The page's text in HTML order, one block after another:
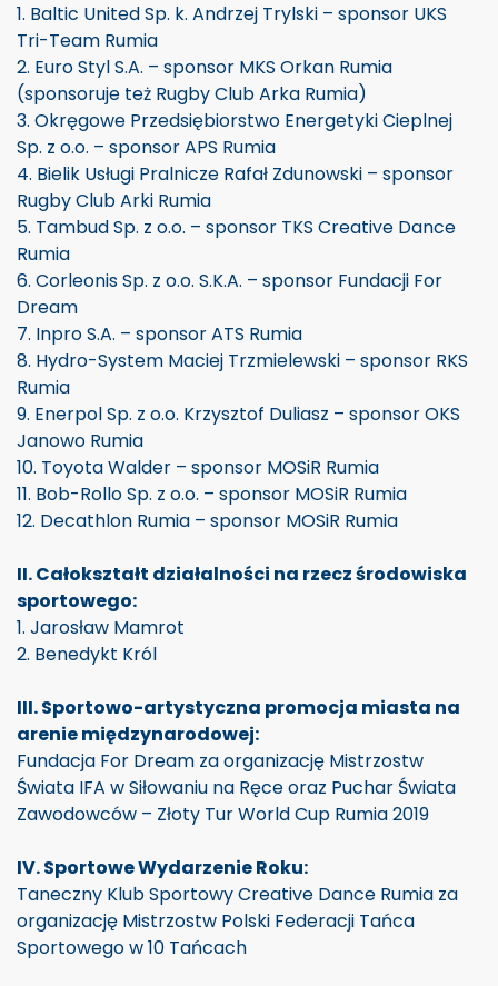
1. Baltic United Sp. k. Andrzej Trylski – sponsor UKS
Tri-Team Rumia
2. Euro Styl S.A. – sponsor MKS Orkan Rumia
(sponsoruje też Rugby Club Arka Rumia)
3. Okręgowe Przedsiębiorstwo Energetyki Cieplnej
Sp. z o.o. – sponsor APS Rumia
4. Bielik Usługi Pralnicze Rafał Zdunowski – sponsor
Rugby Club Arki Rumia
5. Tambud Sp. z o.o. – sponsor TKS Creative Dance
Rumia
6. Corleonis Sp. z o.o. S.K.A. – sponsor Fundacji For
Dream
7. Inpro S.A. – sponsor ATS Rumia
8. Hydro-System Maciej Trzmielewski – sponsor RKS
Rumia
9. Enerpol Sp. z o.o. Krzysztof Duliasz – sponsor OKS
Janowo Rumia
10. Toyota Walder – sponsor MOSiR Rumia
11. Bob-Rollo Sp. z o.o. – sponsor MOSiR Rumia
12. Decathlon Rumia – sponsor MOSiR Rumia
II. Całokształt działalności na rzecz środowiska
sportowego:
1. Jarosław Mamrot
2. Benedykt Król
III. Sportowo-artystyczna promocja miasta na
arenie międzynarodowej:
Fundacja For Dream za organizację Mistrzostw
Świata IFA w Siłowaniu na Ręce oraz Puchar Świata
Zawodowców – Złoty Tur World Cup Rumia 2019
IV. Sportowe Wydarzenie Roku:
Taneczny Klub Sportowy Creative Dance Rumia za
organizację Mistrzostw Polski Federacji Tańca
Sportowego w 10 Tańcach